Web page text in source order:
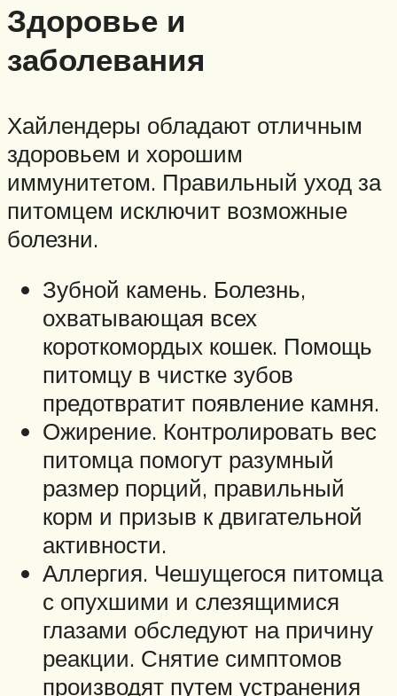
Здоровье и
заболевания
Хайлендеры обладают отличным
здоровьем и хорошим
иммунитетом. Правильный уход за
питомцем исключит возможные
болезни.
Зубной камень. Болезнь,
охватывающая всех
короткомордых кошек. Помощь
питомцу в чистке зубов
предотвратит появление камня.
Ожирение. Контролировать вес
питомца помогут разумный
размер порций, правильный
корм и призыв к двигательной
активности.
Аллергия. Чешущегося питомца
с опухшими и слезящимися
глазами обследуют на причину
реакции. Снятие симптомов
производят путем устранения